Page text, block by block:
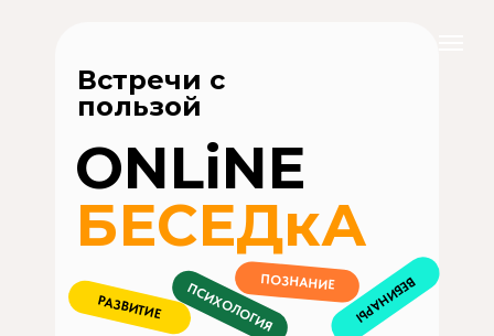
Встречи с
пользой
ONLiNE
БЕСЕДкА
РАЗВИТИЕ
ПОЗНАНИЕ
ПСИХОЛОГИЯ ВЕБИНАРЫ